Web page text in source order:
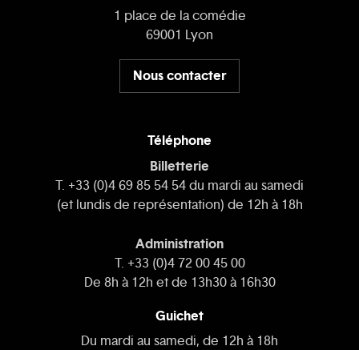
1 place de la comédie
69001 Lyon
Nous contacter
Téléphone
Billetterie
T. +33 (0)4 69 85 54 54 du mardi au samedi
(et lundis de représentation) de 12h à 18h
Administration
T. +33 (0)4 72 00 45 00
De 8h à 12h et de 13h30 à 16h30
Guichet
Du mardi au samedi, de 12h à 18h